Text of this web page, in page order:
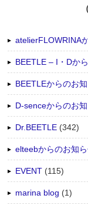
atelierFLOWRINA
BEETLE – I・Dか
BEETLEからのお
D-senceからのお
Dr.BEETLE (342)
elteebからのお知
EVENT (115)
marina blog (1)